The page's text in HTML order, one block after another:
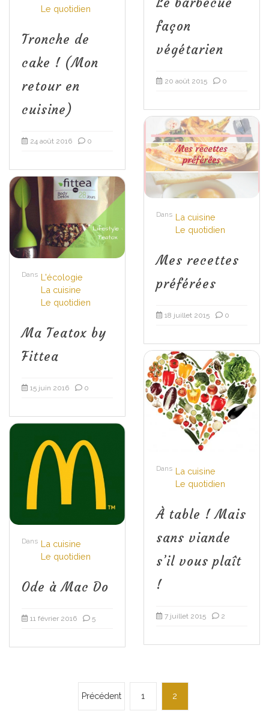
Le quotidien
Tronche de
cake ! (Mon
retour en
cuisine)
24 août 2016 0
Dans L'écologie
La cuisine
Le quotidien
Ma Teatox by
Fittea
15 juin 2016 0
Dans La cuisine
Le quotidien
Ode à Mac Do
11 février 2016 5
façon
végétarien
20 août 2015 0
Dans La cuisine
Le quotidien
Mes recettes
préférées
18 juillet 2015 0
Dans La cuisine
Le quotidien
À table ! Mais
sans viande
s’il vous plaît
!
7 juillet 2015 2
Précédent 1 2